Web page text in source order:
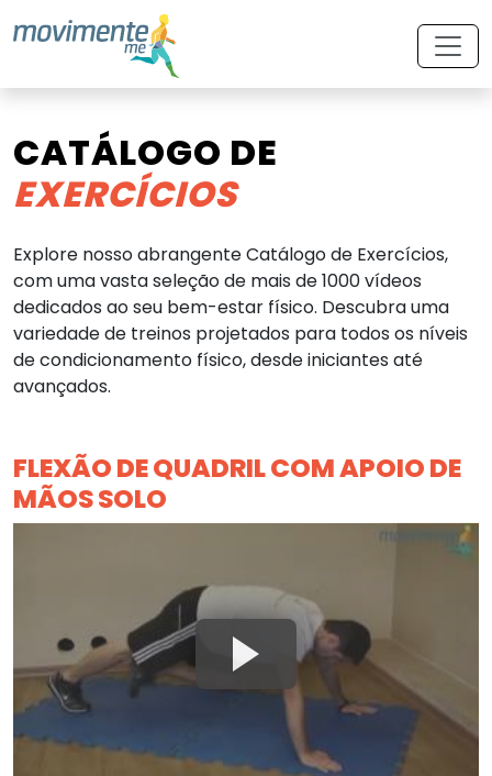
CATÁLOGO DE
EXERCÍCIOS
Explore nosso abrangente Catálogo de Exercícios,
com uma vasta seleção de mais de 1000 vídeos
dedicados ao seu bem-estar físico. Descubra uma
variedade de treinos projetados para todos os níveis
de condicionamento físico, desde iniciantes até
avançados.
FLEXÃO DE QUADRIL COM APOIO DE
MÃOS SOLO